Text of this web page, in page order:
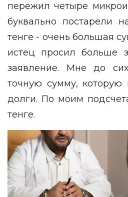
пережил четыре
буквально постарели
тенге - очень большая
истец просил больше
заявление. Мне до
точную сумму, которую
долги. По моим
тенге.